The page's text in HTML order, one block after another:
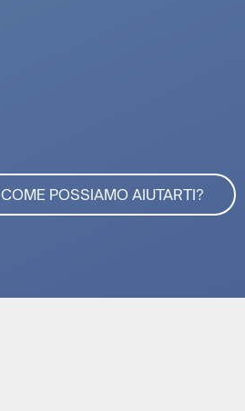
COME POSSIAMO AIUTARTI?